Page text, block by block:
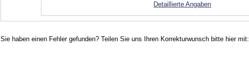
Detaillierte Angaben
Sie haben einen Fehler gefunden? Teilen Sie uns Ihren Korrekturwunsch bitte hier mit: